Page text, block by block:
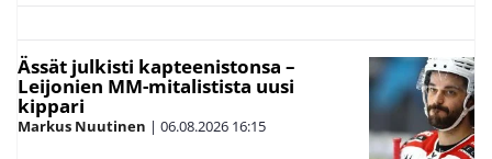
Ässät julkisti kapteenistonsa –
Leijonien MM-mitalistista uusi
kippari
Markus Nuutinen | 06.08.2026 16:15